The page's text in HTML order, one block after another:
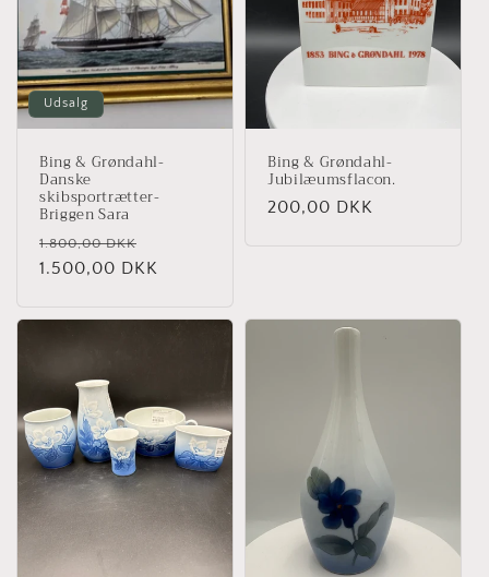
i
o
n
Udsalg
Bing & Grøndahl-
Danske
skibsportrætter-
Briggen Sara
Normalpris
1.800,00 DKK
1.500,00 DKK
Bing & Grøndahl-
Jubilæumsflacon.
Normalpris
200,00 DKK